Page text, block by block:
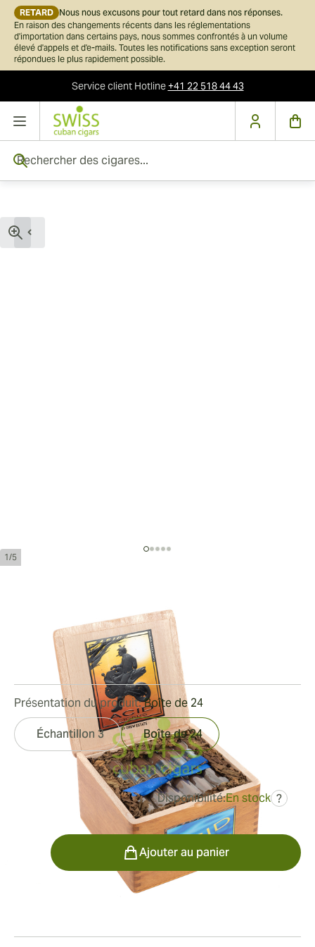
RETARD Nous nous excusons pour tout retard dans nos réponses.
En raison des changements récents dans les réglementations
d'importation dans certains pays, nous sommes confrontés à un volume
élevé d'appels et d'e-mails. Toutes les notifications sans exception seront
répondues le plus rapidement possible.
Service clientHotline+41 22 518 44 43
Skip to Content
1/5
Acid Kuba Kuba Maduro
Bague de jauge:54 Longueur:
1Commentaires
était 207,55 €
Disponibilité:En stock ?
Présentation du produit:Boîte de 24
Échantillon 3 Boîte de 24
Ajouter au panier